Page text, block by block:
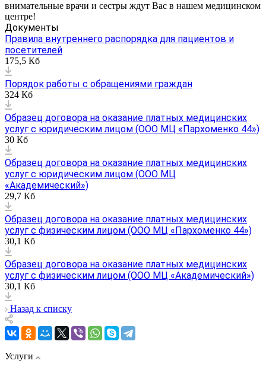
внимательные врачи и сестры ждут Вас в нашем медицинском
центре!
Документы
Правила внутреннего распорядка для пациентов и
посетителей
175,5 Кб
Порядок работы с обращениями граждан
324 Кб
Образец договора на оказание платных медицинских
услуг с юридическим лицом (ООО МЦ «Пархоменко 44»)
30 Кб
Образец договора на оказание платных медицинских
услуг с юридическим лицом (ООО МЦ
«Академический»)
29,7 Кб
Образец договора на оказание платных медицинских
услуг с физическим лицом (ООО МЦ «Пархоменко 44»)
30,1 Кб
Образец договора на оказание платных медицинских
услуг с физическим лицом (ООО МЦ «Академический»)
30,1 Кб
Назад к списку
Услуги